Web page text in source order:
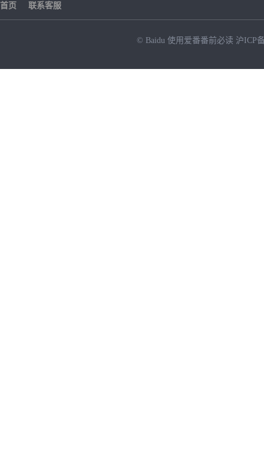
首页 联系客服
© Baidu 使用爱番番前必读 沪ICP